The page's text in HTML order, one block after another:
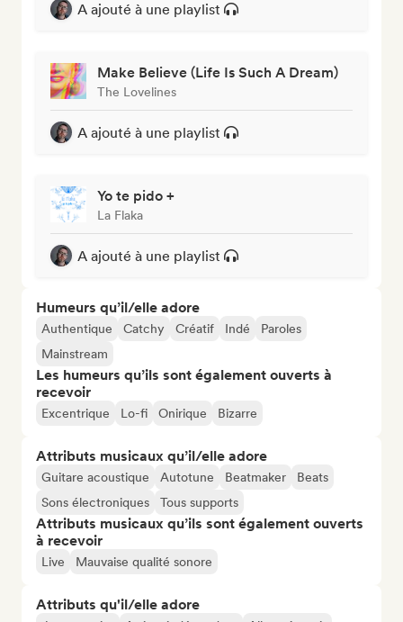
A ajouté à une playlist
Make Believe (Life Is Such A Dream)
The Lovelines
A ajouté à une playlist
Yo te pido +
La Flaka
A ajouté à une playlist
Humeurs qu’il/elle adore
Authentique Catchy Créatif Indé
Paroles
Mainstream
Les humeurs qu’ils sont également ouverts à
recevoir
Excentrique Lo-fi Onirique Bizarre
Attributs musicaux qu’il/elle adore
Guitare acoustique Autotune Beatmaker
Beats
Sons électroniques
Tous supports
Attributs musicaux qu’ils sont également ouverts
à recevoir
Live Mauvaise qualité sonore
Attributs qu'il/elle adore